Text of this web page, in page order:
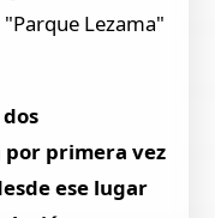
Lezama"
por primera vez
ese lugar